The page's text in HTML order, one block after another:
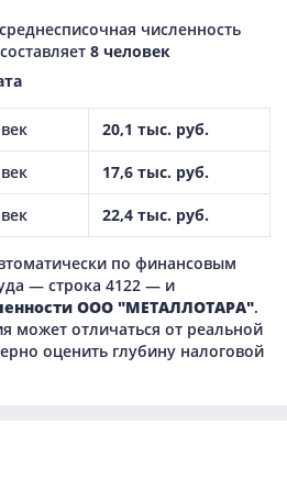
численность
8 человек
20,1 тыс. руб.
17,6 тыс. руб.
22,4 тыс. руб.
по финансовым
— строка 4122 — и
ООО "МЕТАЛЛОТАРА".
может отличаться от реальной
оценить глубину налоговой